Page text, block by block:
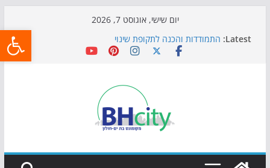
יום שישי, אוגוסט 7, 2026
Latest: התמודדות והכנה לתקופת שינוי
אי ההרפתקאות ממשיך לכבוש את הגינות: מאות משפחות
כדורגל באווירה מיוחדת: הקרנת גמר המונדיאל בטרמינל
הקיץ של בני הנוער בבת־ים: חוף הריביירה הופך למרחב
בטוח בשעות הערב